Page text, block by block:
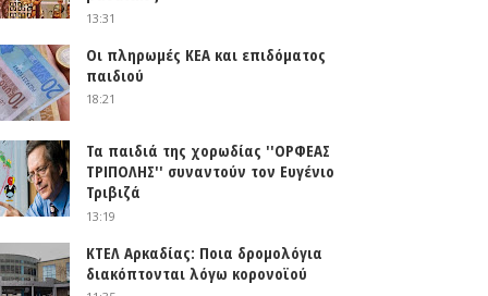
13:31
Οι πληρωμές ΚΕΑ και επιδόματος
παιδιού
18:21
Τα παιδιά της χορωδίας ''ΟΡΦΕΑΣ
ΤΡΙΠΟΛΗΣ'' συναντούν τον Ευγένιο
Τριβιζά
13:19
ΚΤΕΛ Αρκαδίας: Ποια δρομολόγια
διακόπτονται λόγω κορονοϊού